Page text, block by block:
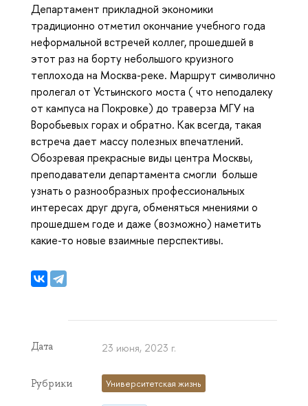
Департамент прикладной экономики
традиционно отметил окончание учебного года
неформальной встречей коллег, прошедшей в
этот раз на борту небольшого круизного
теплохода на Москва-реке. Маршрут символично
пролегал от Устьинского моста ( что неподалеку
от кампуса на Покровке) до траверза МГУ на
Воробьевых горах и обратно. Как всегда, такая
встреча дает массу полезных впечатлений.
Обозревая прекрасные виды центра Москвы,
преподаватели департамента смогли больше
узнать о разнообразных профессиональных
интересах друг друга, обменяться мнениями о
прошедшем годе и даже (возможно) наметить
какие-то новые взаимные перспективы.
Дата 23 июня, 2023 г.
Рубрики Университетская жизнь